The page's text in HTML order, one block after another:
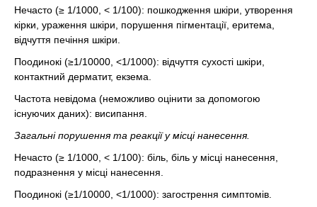
Нечасто (≥ 1/1000, < 1/100): пошкодження шкіри, утворення
кірки, ураження шкіри, порушення пігментації, еритема,
відчуття печіння шкіри.
Поодинокі (≥1/10000, <1/1000): відчуття сухості шкіри,
контактний дерматит, екзема.
Частота невідома (неможливо оцінити за допомогою
існуючих даних): висипання.
Загальні порушення та реакції у місці нанесення.
Нечасто (≥ 1/1000, < 1/100): біль, біль у місці нанесення,
подразнення у місці нанесення.
Поодинокі (≥1/10000, <1/1000): загострення симптомів.